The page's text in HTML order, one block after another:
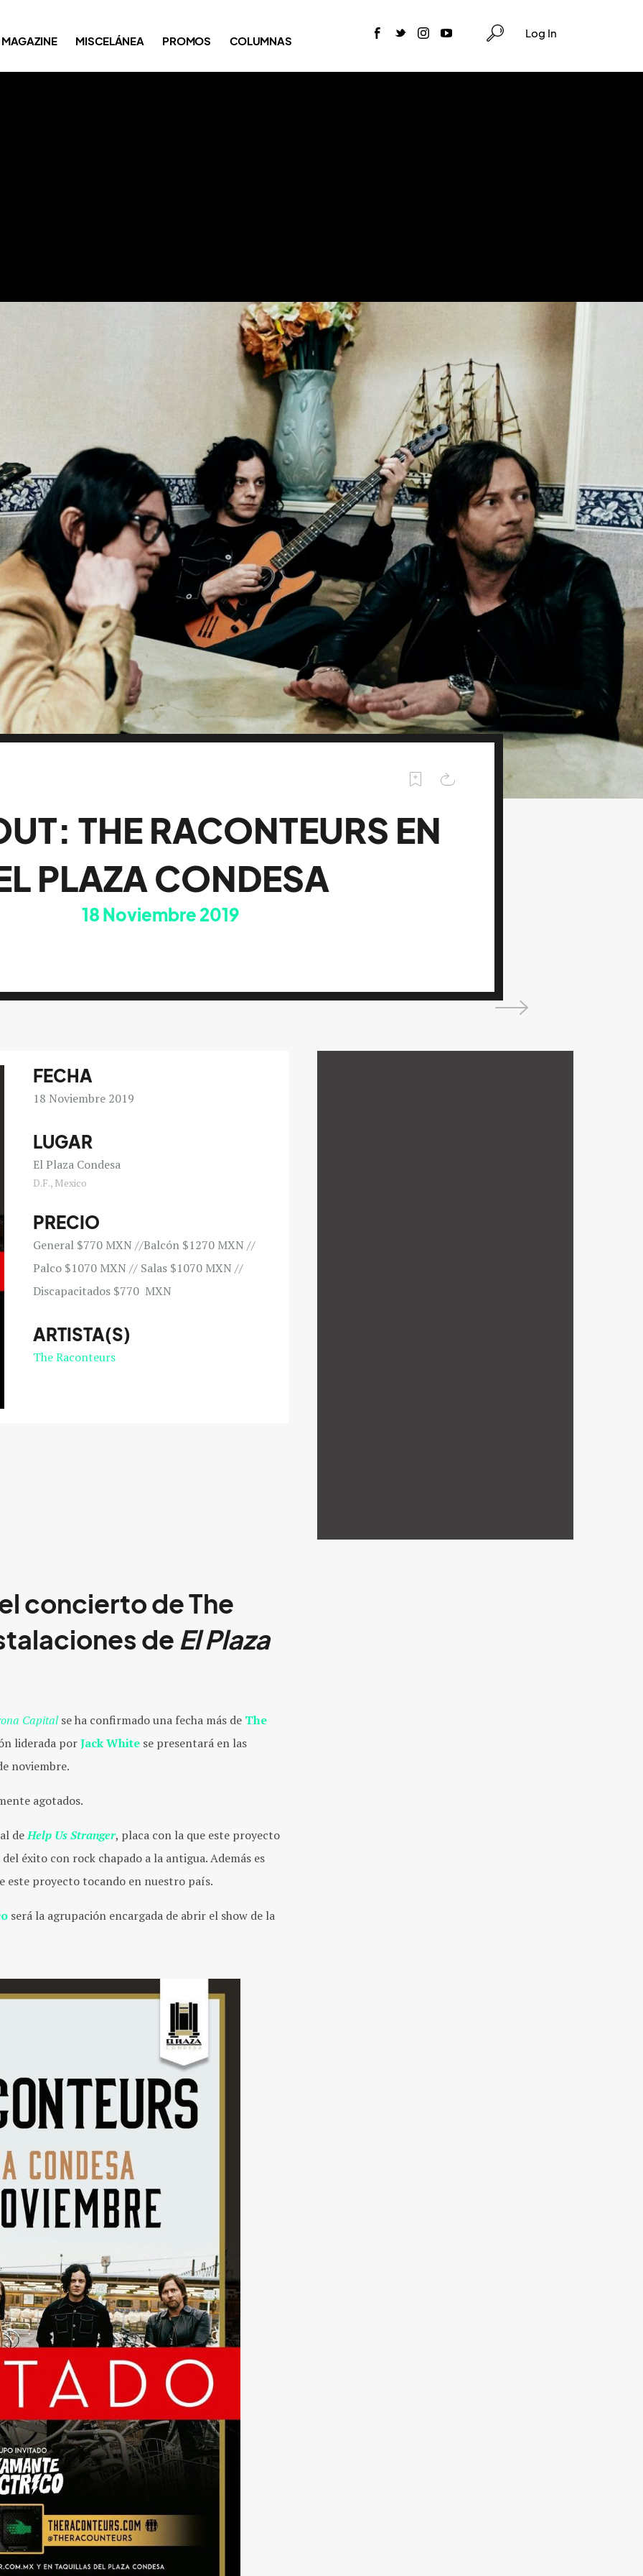
MAGAZINE MISCELÁNEA PROMOS COLUMNAS
Log In
THE RACONTEURS EN
PLAZA CONDESA
18 Noviembre 2019
FECHA
18 Noviembre 2019
LUGAR
El Plaza Condesa
D.F., Mexico
PRECIO
General $770 MXN //Balcón $1270 MXN //
Palco $1070 MXN // Salas $1070 MXN //
Discapacitados $770 MXN
ARTISTA(S)
The Raconteurs
concierto de The
de El Plaza
Capitalse ha confirmado una fecha más de The
liderada porJack White se presentará en las
noviembre.
agotados.
deHelp Us Stranger, placa con la que este proyecto
éxito con rock chapado a la antigua. Además es
este proyecto tocando en nuestro país.
será la agrupación encargada de abrir el show de la